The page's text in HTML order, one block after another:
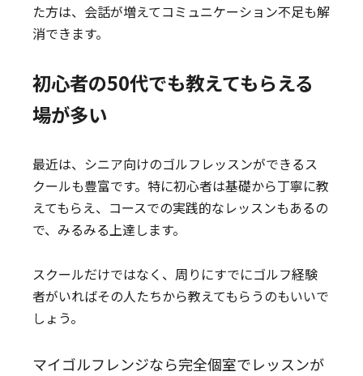
た方は、会話が増えてコミュニケーション不足も解
消できます。
初心者の50代でも教えてもらえる
場が多い
最近は、シニア向けのゴルフレッスンができるス
クールも豊富です。特に初心者は基礎から丁寧に教
えてもらえ、コースでの実践的なレッスンもあるの
で、みるみる上達します。
スクールだけではなく、周りにすでにゴルフ経験
者がいればその人たちから教えてもらうのもいいで
しょう。
マイゴルフレンジなら完全個室でレッスンが